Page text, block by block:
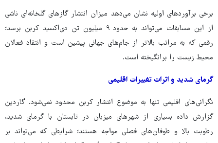
برخی برآوردهای اولیه نشان می‌دهد میزان انتشار گازهای گلخانه‌ای ناشی
از این مسابقات می‌تواند به حدود ۹ میلیون تن دی‌اکسید کربن برسد؛
رقمی که به مراتب بالاتر از جام‌های جهانی پیشین است و انتقاد فعالان
محیط زیست را برانگیخته است.
گرمای شدید و اثرات تغییرات اقلیمی
نگرانی‌های اقلیمی تنها به موضوع انتشار کربن محدود نمی‌شود. گاردین
گزارش داده بسیاری از شهرهای میزبان در تابستان با گرمای شدید،
رطوبت بالا و طوفان‌های فصلی مواجه هستند؛ شرایطی که می‌تواند بر